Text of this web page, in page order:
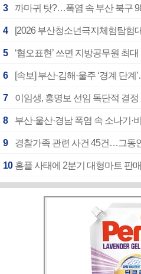
3 까마귀 탓?…폭염 속 부산 북구
4
5 ‘혐오표현’ 쓰면 지방공무원 최
6 [속보] 부산·김해·울주 ‘경계 단
7 이임생, 홍명보 선임 독단적 결
8 부산·울산·경남 폭염 속 소나기
9 경찰가족 관련 사건 45건…그동
10 홈플 사태에 2분기 대형마트 판